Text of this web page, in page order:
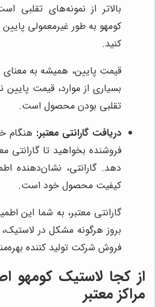
بالاتر از نمونه‌های
کومهو به طور غیرمعمولی
کنید.
قیمت پایین، همیشه به
بسیاری از موارد، قیمت
تقلبی بودن محصول است.
دریافت گارانتی معتبر: هنگام
فروشنده بخواهید تا گارانتی
دهد. گارانتی، نشان‌دهنده
کیفیت محصول خود است.
گارانتی معتبر، به شما این
بروز هرگونه مشکل در
فروش شرکت تولید کننده
از کجا لاستیک کومهو
مراکز معتبر